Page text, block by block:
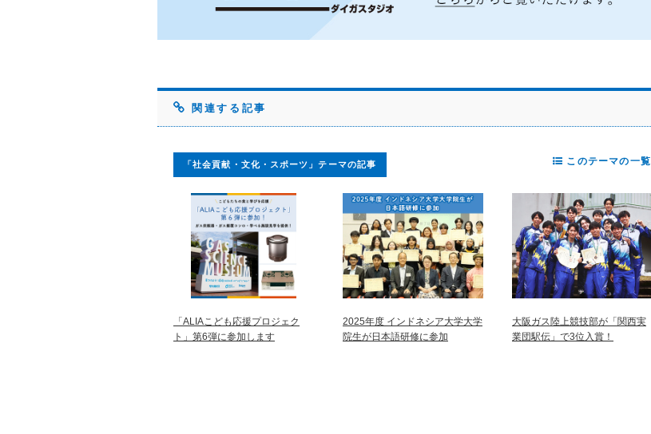
関連する記事
「社会貢献・文化・スポーツ」テーマの記事
「ALIAこども応援プロジェク
ト」第6弾に参加します
2025年度 インドネシア大学大学
院生が日本語研修に参加
大阪ガス陸上競技部が「関西実
業団駅伝」で3位入賞！
このテーマの一覧